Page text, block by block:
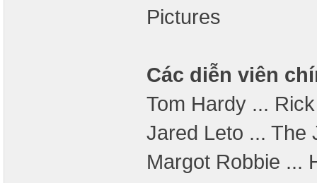
Pictures
Các diễn viên
Tom Hardy ...
Jared Leto ... The
Margot Robbie ...